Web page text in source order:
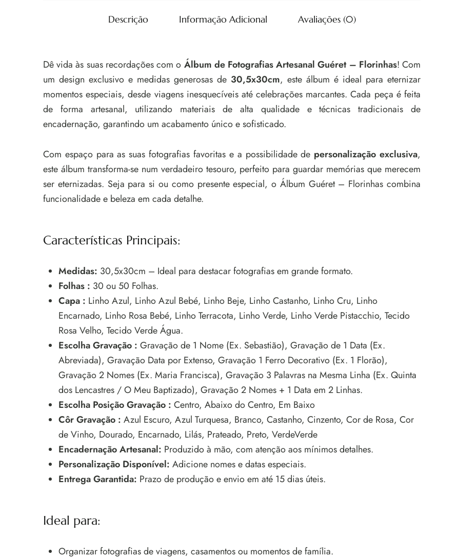
Descrição Informação Adicional Avaliações (0)
Dê vida às suas recordações com o Álbum de Fotografias Artesanal Guéret – Florinhas! Com
um design exclusivo e medidas generosas de 30,5x30cm, este álbum é ideal para eternizar
momentos especiais, desde viagens inesquecíveis até celebrações marcantes. Cada peça é feita
de forma artesanal, utilizando materiais de alta qualidade e técnicas tradicionais de
encadernação, garantindo um acabamento único e sofisticado.
Com espaço para as suas fotografias favoritas e a possibilidade de personalização exclusiva,
este álbum transforma-se num verdadeiro tesouro, perfeito para guardar memórias que merecem
ser eternizadas. Seja para si ou como presente especial, o Álbum Guéret – Florinhas combina
funcionalidade e beleza em cada detalhe.
Características Principais:
Medidas: 30,5x30cm – Ideal para destacar fotografias em grande formato.
Folhas : 30 ou 50 Folhas.
Capa : Linho Azul, Linho Azul Bebé, Linho Beje, Linho Castanho, Linho Cru, Linho
Encarnado, Linho Rosa Bebé, Linho Terracota, Linho Verde, Linho Verde Pistacchio, Tecido
Rosa Velho, Tecido Verde Água.
Escolha Gravação : Gravação de 1 Nome (Ex. Sebastião), Gravação de 1 Data (Ex.
Abreviada), Gravação Data por Extenso, Gravação 1 Ferro Decorativo (Ex. 1 Florão),
Gravação 2 Nomes (Ex. Maria Francisca), Gravação 3 Palavras na Mesma Linha (Ex. Quinta
dos Lencastres / O Meu Baptizado), Gravação 2 Nomes + 1 Data em 2 Linhas.
Escolha Posição Gravação : Centro, Abaixo do Centro, Em Baixo
Côr Gravação : Azul Escuro, Azul Turquesa, Branco, Castanho, Cinzento, Cor de Rosa, Cor
de Vinho, Dourado, Encarnado, Lilás, Prateado, Preto, VerdeVerde
Encadernação Artesanal: Produzido à mão, com atenção aos mínimos detalhes.
Personalização Disponível: Adicione nomes e datas especiais.
Entrega Garantida: Prazo de produção e envio em até 15 dias úteis.
Ideal para:
Organizar fotografias de viagens, casamentos ou momentos de família.